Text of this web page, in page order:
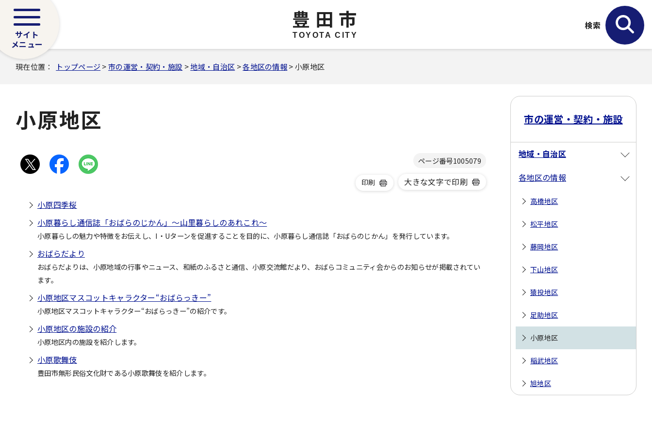
豊田市
TOYOTA CITY
サイト
メニュー
検索
現在位置： トップページ >市の運営・契約・施設 >地域・自治区 >各地区の情報> 小原地区
小原地区
ページ番号1005079
印刷
大きな文字で印刷
小原四季桜
小原暮らし通信誌「おばらのじかん」～山里暮らしのあれこれ～
小原暮らしの魅力や特徴をお伝えし、I・Uターンを促進することを目的に、小原暮らし通信誌「おばらのじかん」を発行しています。
おばらだより
おばらだよりは、小原地域の行事やニュース、和紙のふるさと通信、小原交流館だより、おばらコミュニティ会からのお知らせが掲載されてい
ます。
小原地区マスコットキャラクター“おばらっきー”
小原地区マスコットキャラクター“おばらっきー”の紹介です。
小原地区の施設の紹介
小原地区内の施設を紹介します。
小原歌舞伎
豊田市無形民俗文化財である小原歌舞伎を紹介します。
市の運営・契約・施設
地域・自治区
各地区の情報
高橋地区
松平地区
藤岡地区
下山地区
猿投地区
足助地区
小原地区
稲武地区
旭地区